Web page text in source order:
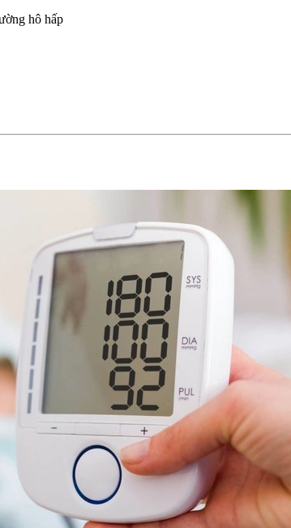
hô hấp